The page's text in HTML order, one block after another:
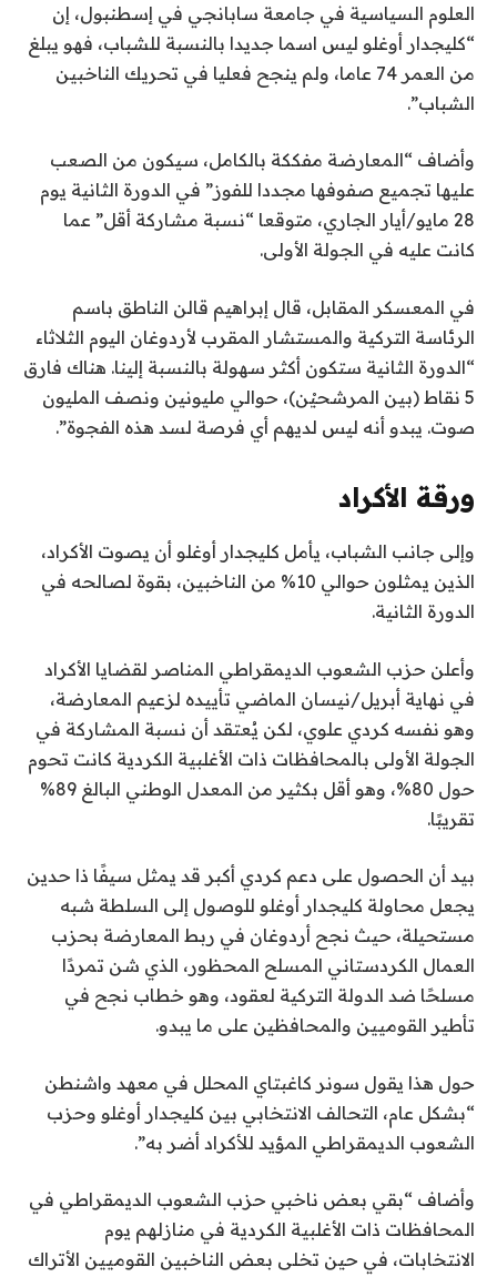
العلوم السياسية في جامعة سابانجي في إسطنبول، إن
“كليجدار أوغلو ليس اسما جديدا بالنسبة للشباب، فهو يبلغ
من العمر 74 عاما، ولم ينجح فعليا في تحريك الناخبين
الشباب”.
وأضاف “المعارضة مفككة بالكامل، سيكون من الصعب
عليها تجميع صفوفها مجددا للفوز” في الدورة الثانية يوم
28 مايو/أيار الجاري، متوقعا “نسبة مشاركة أقل” عما
كانت عليه في الجولة الأولى.
في المعسكر المقابل، قال إبراهيم قالن الناطق باسم
الرئاسة التركية والمستشار المقرب لأردوغان اليوم الثلاثاء
“الدورة الثانية ستكون أكثر سهولة بالنسبة إلينا. هناك فارق
5 نقاط (بين المرشحيْن)، حوالي مليونين ونصف المليون
صوت. يبدو أنه ليس لديهم أي فرصة لسد هذه الفجوة”.
ورقة الأكراد
وإلى جانب الشباب، يأمل كليجدار أوغلو أن يصوت الأكراد،
الذين يمثلون حوالي 10% من الناخبين، بقوة لصالحه في
الدورة الثانية.
وأعلن حزب الشعوب الديمقراطي المناصر لقضايا الأكراد
في نهاية أبريل/نيسان الماضي تأييده لزعيم المعارضة،
وهو نفسه كردي علوي، لكن يُعتقد أن نسبة المشاركة في
الجولة الأولى بالمحافظات ذات الأغلبية الكردية كانت تحوم
حول 80%، وهو أقل بكثير من المعدل الوطني البالغ 89%
تقريبًا.
بيد أن الحصول على دعم كردي أكبر قد يمثل سيفًا ذا حدين
يجعل محاولة كليجدار أوغلو للوصول إلى السلطة شبه
مستحيلة، حيث نجح أردوغان في ربط المعارضة بحزب
العمال الكردستاني المسلح المحظور، الذي شن تمردًا
مسلحًا ضد الدولة التركية لعقود، وهو خطاب نجح في
تأطير القوميين والمحافظين على ما يبدو.
حول هذا يقول سونر كاغبتاي المحلل في معهد واشنطن
“بشكل عام، التحالف الانتخابي بين كليجدار أوغلو وحزب
الشعوب الديمقراطي المؤيد للأكراد أضر به”.
وأضاف “بقي بعض ناخبي حزب الشعوب الديمقراطي في
المحافظات ذات الأغلبية الكردية في منازلهم يوم
الانتخابات، في حين تخلى بعض الناخبين القوميين الأتراك